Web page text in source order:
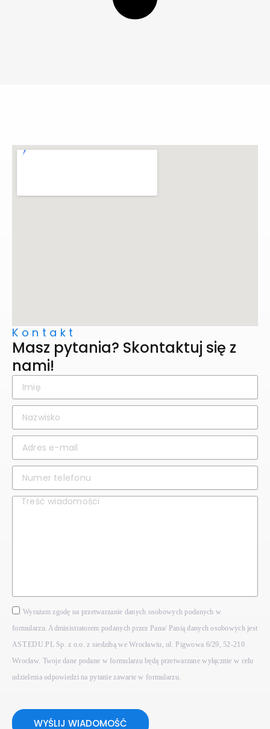
Kontakt
Masz pytania? Skontaktuj się z
nami!
Wyrażam zgodę na przetwarzanie danych osobowych podanych w
formularzu. Administratorem podanych przez Pana/ Panią danych osobowych jest
AST.EDU.PL Sp. z o.o. z siedzibą we Wrocławiu, ul. Pigwowa 6/29, 52-210
Wrocław. Twoje dane podane w formularzu będą przetwarzane wyłącznie w celu
udzielenia odpowiedzi na pytanie zawarte w formularzu.
WYŚLIJ WIADOMOŚĆ